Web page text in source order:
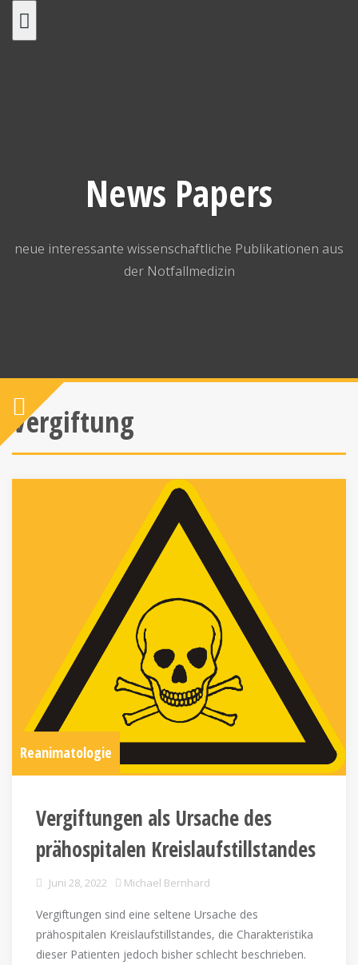
News Papers
neue interessante wissenschaftliche Publikationen aus
der Notfallmedizin
Vergiftung
Reanimatologie
Vergiftungen als Ursache des
prähospitalen Kreislaufstillstandes
Juni 28, 2022 Michael Bernhard
Vergiftungen sind eine seltene Ursache des
prähospitalen Kreislaufstillstandes, die Charakteristika
dieser Patienten jedoch bisher schlecht beschrieben.